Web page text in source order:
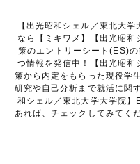
【出光昭和シェル／東北大
なら【ミキワメ】【出光昭
策のエントリーシート(ES)
つ情報を発信中！【出光昭
策から内定をもらった現役学
研究や自己分析まで就活に関
和シェル／東北大学大学院
あれば、チェックしてみてく